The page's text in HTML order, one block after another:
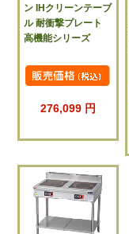
ン IHクリーンテーブ
ル 耐衝撃プレート
高機能シリーズ
276,099 円